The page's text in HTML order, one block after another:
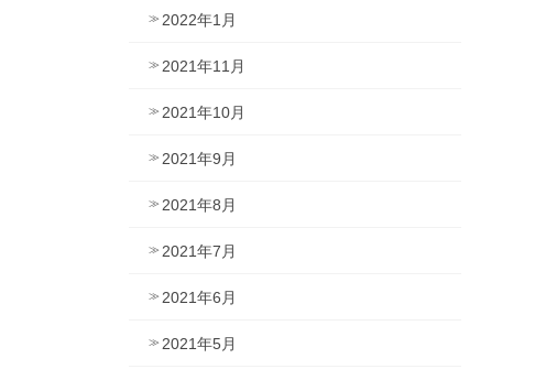
2022年1月
2021年11月
2021年10月
2021年9月
2021年8月
2021年7月
2021年6月
2021年5月